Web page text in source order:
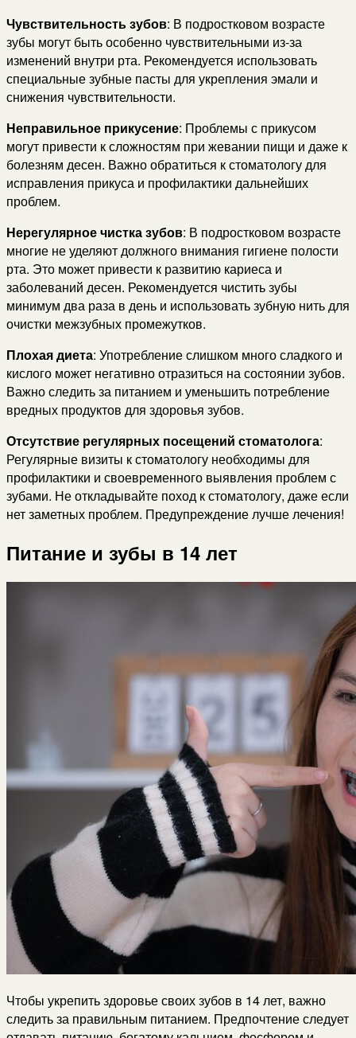
Чувствительность зубов: В подростковом возрасте
зубы могут быть особенно чувствительными из-за
изменений внутри рта. Рекомендуется использовать
специальные зубные пасты для укрепления эмали и
снижения чувствительности.
Неправильное прикусение: Проблемы с прикусом
могут привести к сложностям при жевании пищи и даже к
болезням десен. Важно обратиться к стоматологу для
исправления прикуса и профилактики дальнейших
проблем.
Нерегулярное чистка зубов: В подростковом возрасте
многие не уделяют должного внимания гигиене полости
рта. Это может привести к развитию кариеса и
заболеваний десен. Рекомендуется чистить зубы
минимум два раза в день и использовать зубную нить для
очистки межзубных промежутков.
Плохая диета: Употребление слишком много сладкого и
кислого может негативно отразиться на состоянии зубов.
Важно следить за питанием и уменьшить потребление
вредных продуктов для здоровья зубов.
Отсутствие регулярных посещений стоматолога:
Регулярные визиты к стоматологу необходимы для
профилактики и своевременного выявления проблем с
зубами. Не откладывайте поход к стоматологу, даже если
нет заметных проблем. Предупреждение лучше лечения!
Питание и зубы в 14 лет
Чтобы укрепить здоровье своих зубов в 14 лет, важно
следить за правильным питанием. Предпочтение следует